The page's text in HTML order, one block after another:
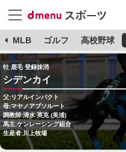
MLB ゴルフ 高校野球
牡 鹿毛 登録抹消
シデンカイ
父:リアルインパクト
母:マヤノアブソルート
調教師:清水 英克 (美浦)
馬主:ケンレーシング組合
生産者:川上牧場